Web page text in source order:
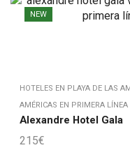
NEW
HOTELES EN PLAYA DE LAS
AMÉRICAS EN PRIMERA LÍNEA
Alexandre Hotel Gala
215€